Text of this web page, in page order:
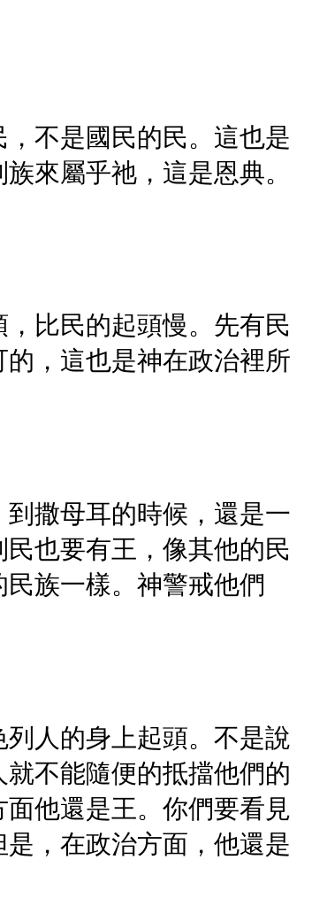
不是國民的民。這也是
來屬乎祂，這是恩典。
比民的起頭慢。先有民
，這也是神在政治裡所
撒母耳的時候，還是一
也要有王，像其他的民
族一樣。神警戒他們
人的身上起頭。不是說
不能隨便的抵擋他們的
他還是王。你們要看見
，在政治方面，他還是